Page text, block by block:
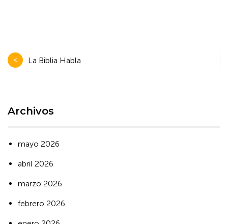
Navegación
de
La Biblia Habla
Archivos
mayo 2026
abril 2026
marzo 2026
febrero 2026